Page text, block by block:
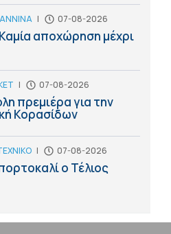
| 07-08-2026
αποχώρηση μέχρι
| 07-08-2026
πρεμιέρα για την
Κορασίδων
| 07-08-2026
ο Τέλιος